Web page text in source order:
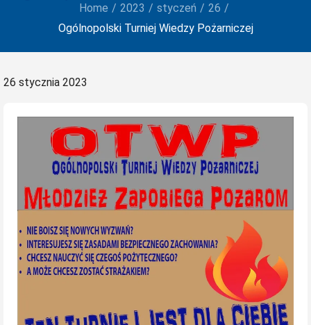
Home 2023 styczeń
26
Ogólnopolski Turniej Wiedzy Pożarniczej
Posted
26 stycznia 2023